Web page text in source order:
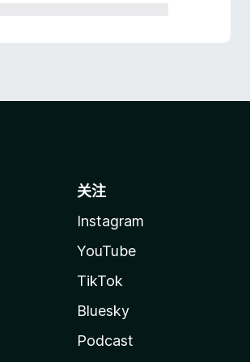
关注
Instagram
YouTube
TikTok
Bluesky
Podcast